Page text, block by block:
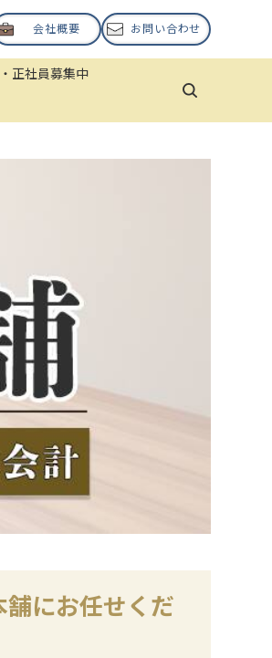
正社員募集中
会社概要 お問い合わせ
にお任せくだ